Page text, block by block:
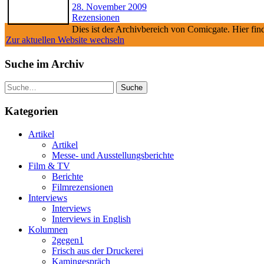
28. November 2009
Rezensionen
Dies ist der Archivbereich von Comicgate. Hier
Zur aktuellen Website wechseln
Suche im Archiv
Suche
Kategorien
Artikel
Artikel
Messe- und Ausstellungsberichte
Film & TV
Berichte
Filmrezensionen
Interviews
Interviews
Interviews in English
Kolumnen
2gegen1
Frisch aus der Druckerei
Kamingespräch